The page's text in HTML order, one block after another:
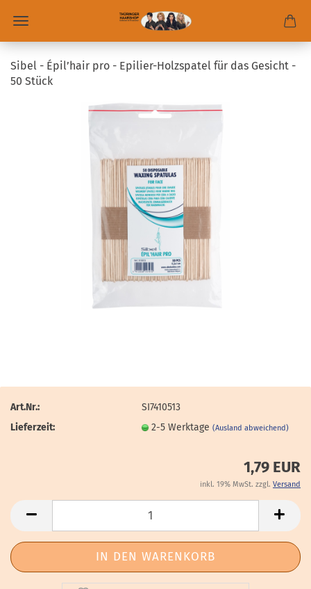
Sibel - Épil’hair pro - Epilier-Holzspatel für das Gesicht -
50 Stück
Art.Nr.:
SI7410513
Lieferzeit:
2-5 Werktage(Ausland abweichend)
1,79 EUR
inkl. 19% MwSt. zzgl. Versand